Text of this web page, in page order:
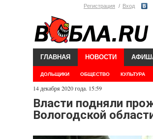
Регистрация Вход
ГЛАВНАЯ НОВОСТИ
ДОЛЬЩИКИ ОБЩЕСТВО КУЛЬТУРА
14 декабря 2020 года. 15:59
Власти подняли
Вологодской